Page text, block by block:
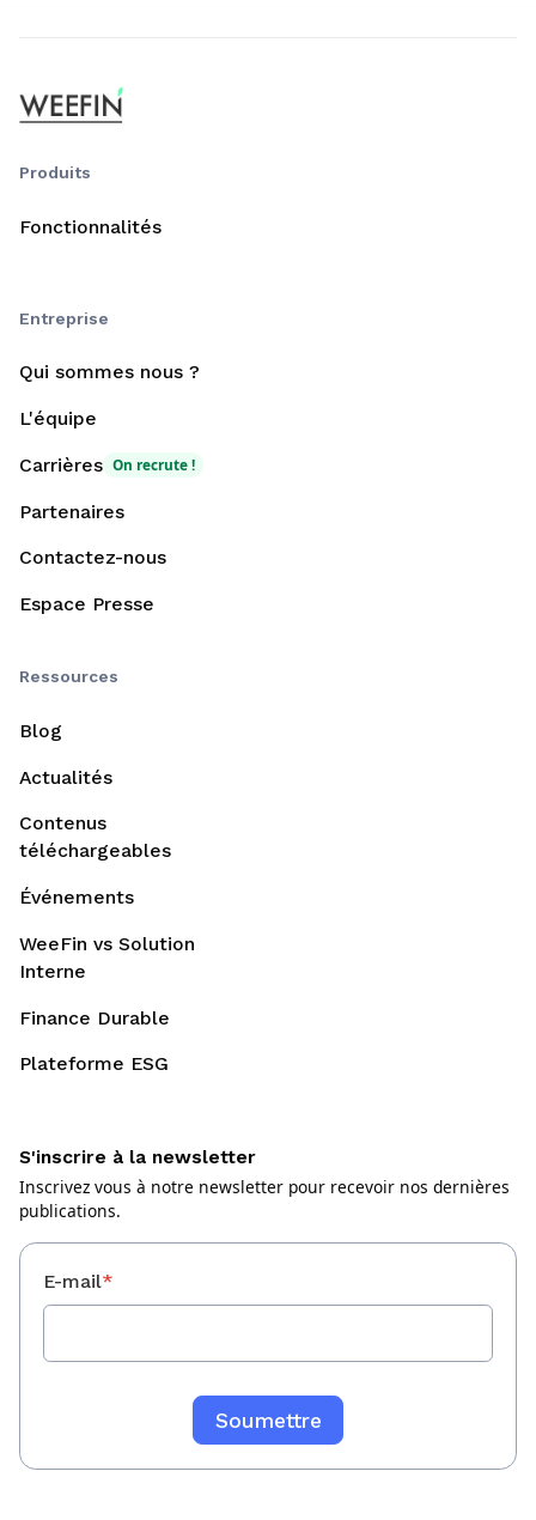
Produits
Fonctionnalités
Entreprise
Qui sommes nous ?
L'équipe
Carrières On recrute !
Partenaires
Contactez-nous
Espace Presse
Ressources
Blog
Actualités
Contenus
téléchargeables
Événements
WeeFin vs Solution
Interne
Finance Durable
Plateforme ESG
S'inscrire à la newsletter
Inscrivez vous à notre newsletter pour recevoir nos dernières
publications.
E-mail*